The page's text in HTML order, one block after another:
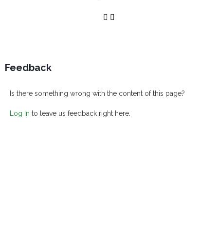
Feedback
Is there something wrong with the content of this page?
Log In to leave us feedback right here.